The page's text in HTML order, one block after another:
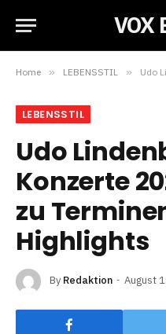
VOX
Home » LEBENSSTIL » Udo
LEBENSSTIL
Udo
Konzerte
zu
Highlights
By Redaktion August